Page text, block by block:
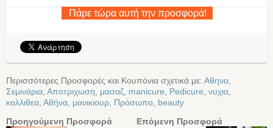
Πάρε τώρα αυτή την προσφορά!
Περισσότερες Προσφορές και Κουπόνια σχετικά με: Αθηνα
Σεμινάρια Αποτριχωση μασαζ manicure Pedicure νυχια
καλλιθεα Αθήνα μανικιουρ Πρόσωπο beauty
Προηγούμενη Προσφορά
Επόμενη Προσφορά